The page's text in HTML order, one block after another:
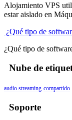
Alojamiento VPS
estar aislado en
¿Qué tipo de
¿Qué tipo de
Nube de
audio streaming compartido
Soporte